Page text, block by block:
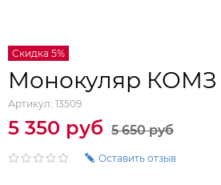
Скидка 5%
Монокуляр КОМЗ
Артикул: 13509
5 350 руб 5 650 руб
Оставить отзыв